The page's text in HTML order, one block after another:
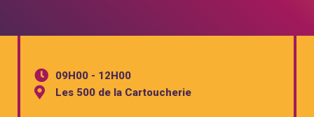
09H00 - 12H00
Les 500 de la Cartoucherie